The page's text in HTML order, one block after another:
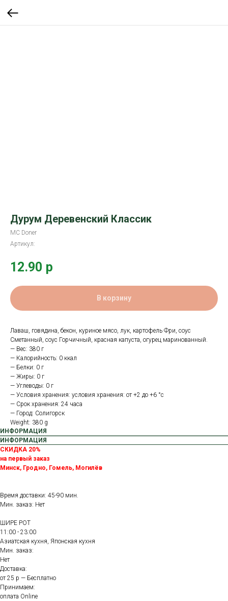
Дурум Деревенский Классик
MC Doner
Артикул:
12.90 р
В корзину
Лаваш, говядина, бекон, куриное мясо, лук, картофель Фри, соус
Сметанный, соус Горчичный, красная капуста, огурец маринованный.
— Вес: 380 г
— Калорийность: 0 ккал
— Белки: 0 г
— Жиры: 0 г
— Углеводы: 0 г
— Условия хранения: условия хранения: от +2 до +6 °с
— Срок хранения: 24 часа
— Город: Солигорск
Weight: 380 g
ИНФОРМАЦИЯ
ИНФОРМАЦИЯ
СКИДКА 20%
на первый заказ
Минск, Гродно, Гомель, Могилёв
Время доставки: 45-90 мин.
Мин. заказ: Нет
ШИРЕ РОТ
11:00 - 23:00
Азиатская кухня, Японская кухня
Мин. заказ:
Нет
Доставка:
от 25 р — Бесплатно
Принимаем:
оплата Online